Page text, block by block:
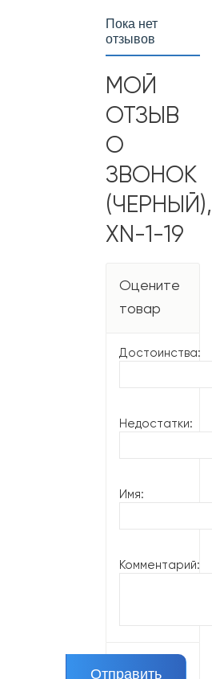
Пока нет
отзывов
МОЙ
ОТЗЫВ
О
ЗВОНОК
(ЧЕРНЫЙ),
XN-1-19
Оцените
товар
Достоинства:
Недостатки:
Имя:
Комментарий: